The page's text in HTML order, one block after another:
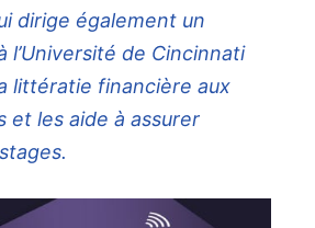
dirige également un
l’Université de Cincinnati
littératie financière aux
et les aide à assurer